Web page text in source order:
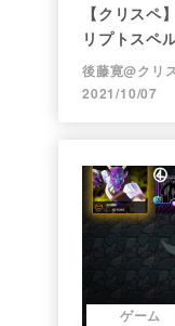
【クリス
リプトスペ
【NFTゲー
2021/10/07
ゲーム